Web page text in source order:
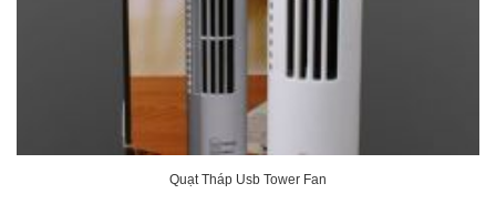
Quạt Tháp Usb Tower Fan